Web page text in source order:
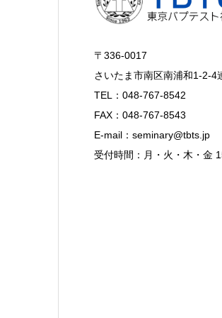
〒336-0017
さいたま市南区南浦和1-2-4
TEL：048-767-8542
FAX：048-767-8543
E-mail：seminary@tbts.jp
受付時間：月・火・木・金